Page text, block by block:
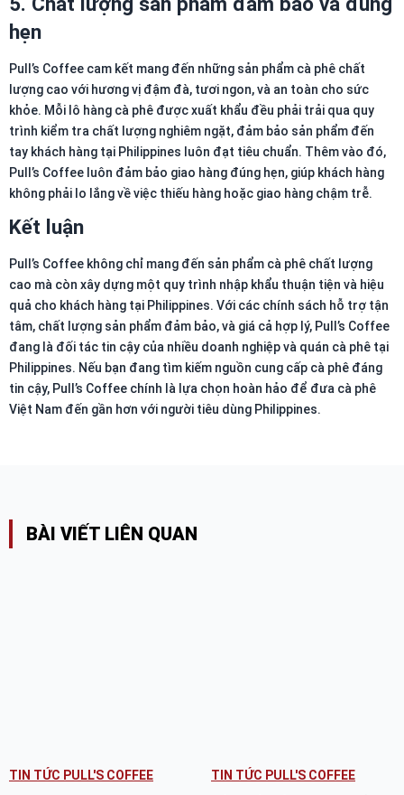
hẹn
Pull’s Coffee cam kết mang đến những sản phẩm cà phê chất
lượng cao với hương vị đậm đà, tươi ngon, và an toàn cho sức
khỏe. Mỗi lô hàng cà phê được xuất khẩu đều phải trải qua quy
trình kiểm tra chất lượng nghiêm ngặt, đảm bảo sản phẩm đến
tay khách hàng tại Philippines luôn đạt tiêu chuẩn. Thêm vào đó,
Pull’s Coffee luôn đảm bảo giao hàng đúng hẹn, giúp khách hàng
không phải lo lắng về việc thiếu hàng hoặc giao hàng chậm trễ.
Kết luận
Pull’s Coffee không chỉ mang đến sản phẩm cà phê chất lượng
cao mà còn xây dựng một quy trình nhập khẩu thuận tiện và hiệu
quả cho khách hàng tại Philippines. Với các chính sách hỗ trợ tận
tâm, chất lượng sản phẩm đảm bảo, và giá cả hợp lý, Pull’s Coffee
đang là đối tác tin cậy của nhiều doanh nghiệp và quán cà phê tại
Philippines. Nếu bạn đang tìm kiếm nguồn cung cấp cà phê đáng
tin cậy, Pull’s Coffee chính là lựa chọn hoàn hảo để đưa cà phê
Việt Nam đến gần hơn với người tiêu dùng Philippines.
BÀI VIẾT LIÊN QUAN
TIN TỨC PULL'S COFFEE TIN TỨC PULL'S COFFEE